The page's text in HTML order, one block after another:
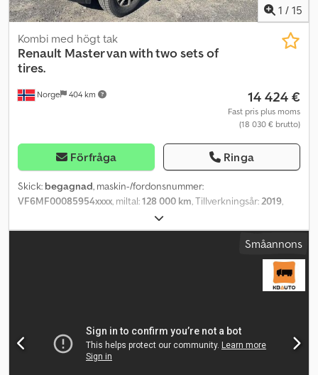
1 / 15
Norge 404 km
Kombi med högt tak
Renault Master van with two sets of
tires.
14 424 €
Fast pris plus moms
(18 030 € brutto)
Förfråga Ringa
Skick: begagnad, maskin-/fordonsnummer:
VF6MF00085954xxxx, miltal:128 000 km, Tillverkningsår:2019,
Vänligen ange referensnummer vid förfrågan: 23166
Specifikationer: Miltal: 128 000 km Växellåda: Manuell Bra däck
Sommar- och vinterdäck Vinterdäck inköpta hösten 2025
Crodpfxszqn Eye Aclsf Euro 6, 131 hk Skjutdörr Dragkrok 4x2 Extra
Omedelbart tillgänglig Beskrivning: Renault Master från år 2019.
godkänd till: 19.02.2027 Egenvikt: 1902 Totalvikt: 3300
Lastkapacitet: 1323 Bredd: 207 Längd: 504,8 Euro: 6 Modell:
MASTER Växellåda: Manuell Antal sittplatser: 3 = Mer information =
Småannons